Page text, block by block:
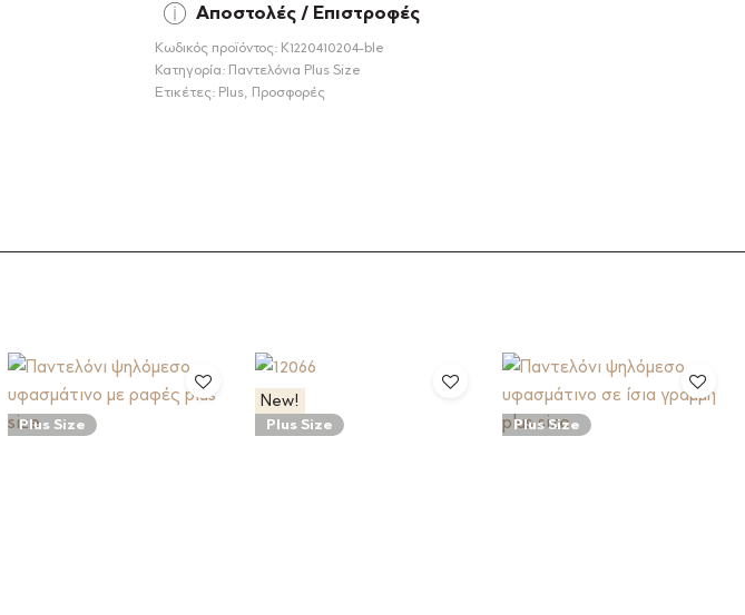
Αποστολές / Επιστροφές
Κωδικός προϊόντος: Κ1220410204-ble
Κατηγορία: Παντελόνια Plus Size
Ετικέτες: Plus, Προσφορές
Plus Size
New!
Plus Size Plus Size